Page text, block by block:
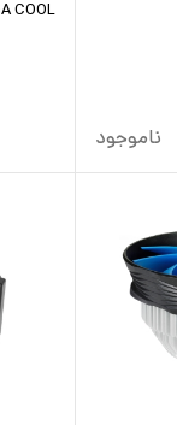
ناموجود
COOL